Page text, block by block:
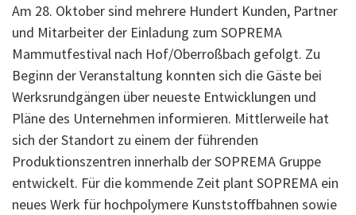
Am 28. Oktober sind mehrere Hundert Kunden, Partner
und Mitarbeiter der Einladung zum SOPREMA
Mammutfestival nach Hof/Oberroßbach gefolgt. Zu
Beginn der Veranstaltung konnten sich die Gäste bei
Werksrundgängen über neueste Entwicklungen und
Pläne des Unternehmen informieren. Mittlerweile hat
sich der Standort zu einem der führenden
Produktionszentren innerhalb der SOPREMA Gruppe
entwickelt. Für die kommende Zeit plant SOPREMA ein
neues Werk für hochpolymere Kunststoffbahnen sowie